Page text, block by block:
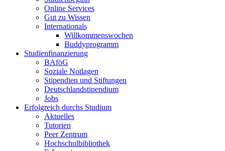
Online Services
Gut zu Wissen
Internationals
Willkommenswochen
Buddyprogramm
Studienfinanzierung
BAföG
Soziale Notlagen
Stipendien und Stiftungen
Deutschlandstipendium
Jobs
Erfolgreich durchs Studium
Aktuelles
Tutorien
Peer Zentrum
Hochschulbibliothek